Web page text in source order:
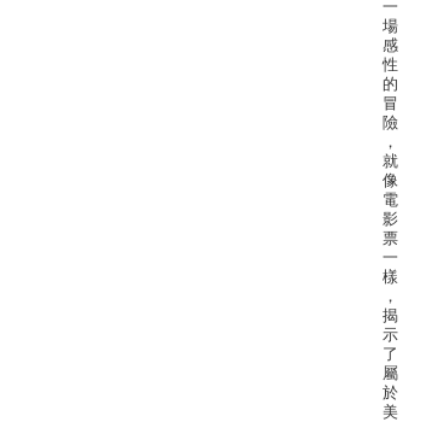
一
場
感
性
的
冒
險
，
就
像
電
影
票
一
樣
，
揭
示
了
屬
於
美